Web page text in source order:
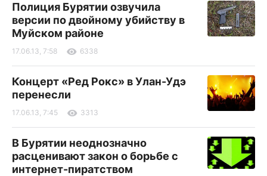
Полиция Бурятии озвучила
версии по двойному убийству в
Муйском районе
17.06.13, 7:58 6338
Концерт «Ред Рокс» в Улан-Удэ
перенесли
17.06.13, 7:45 3313
В Бурятии неоднозначно
расценивают закон о борьбе с
интернет-пиратством